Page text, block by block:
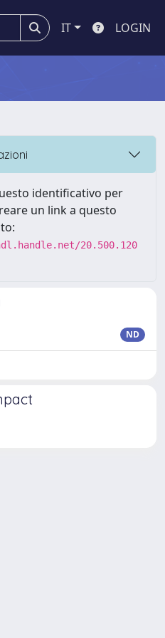
IT LOGIN
identificativo per
un link a questo
20.500.120
ND